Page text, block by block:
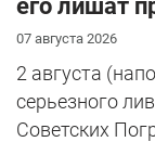
его лишат
07 августа 2026
2 августа
серьезного
Советских